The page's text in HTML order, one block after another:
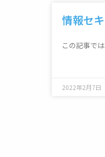
情報セ
この記事で
2022年2月7日